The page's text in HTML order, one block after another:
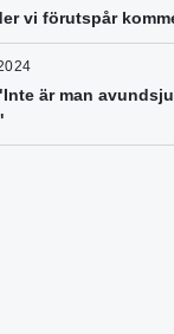
vi förutspår
är man